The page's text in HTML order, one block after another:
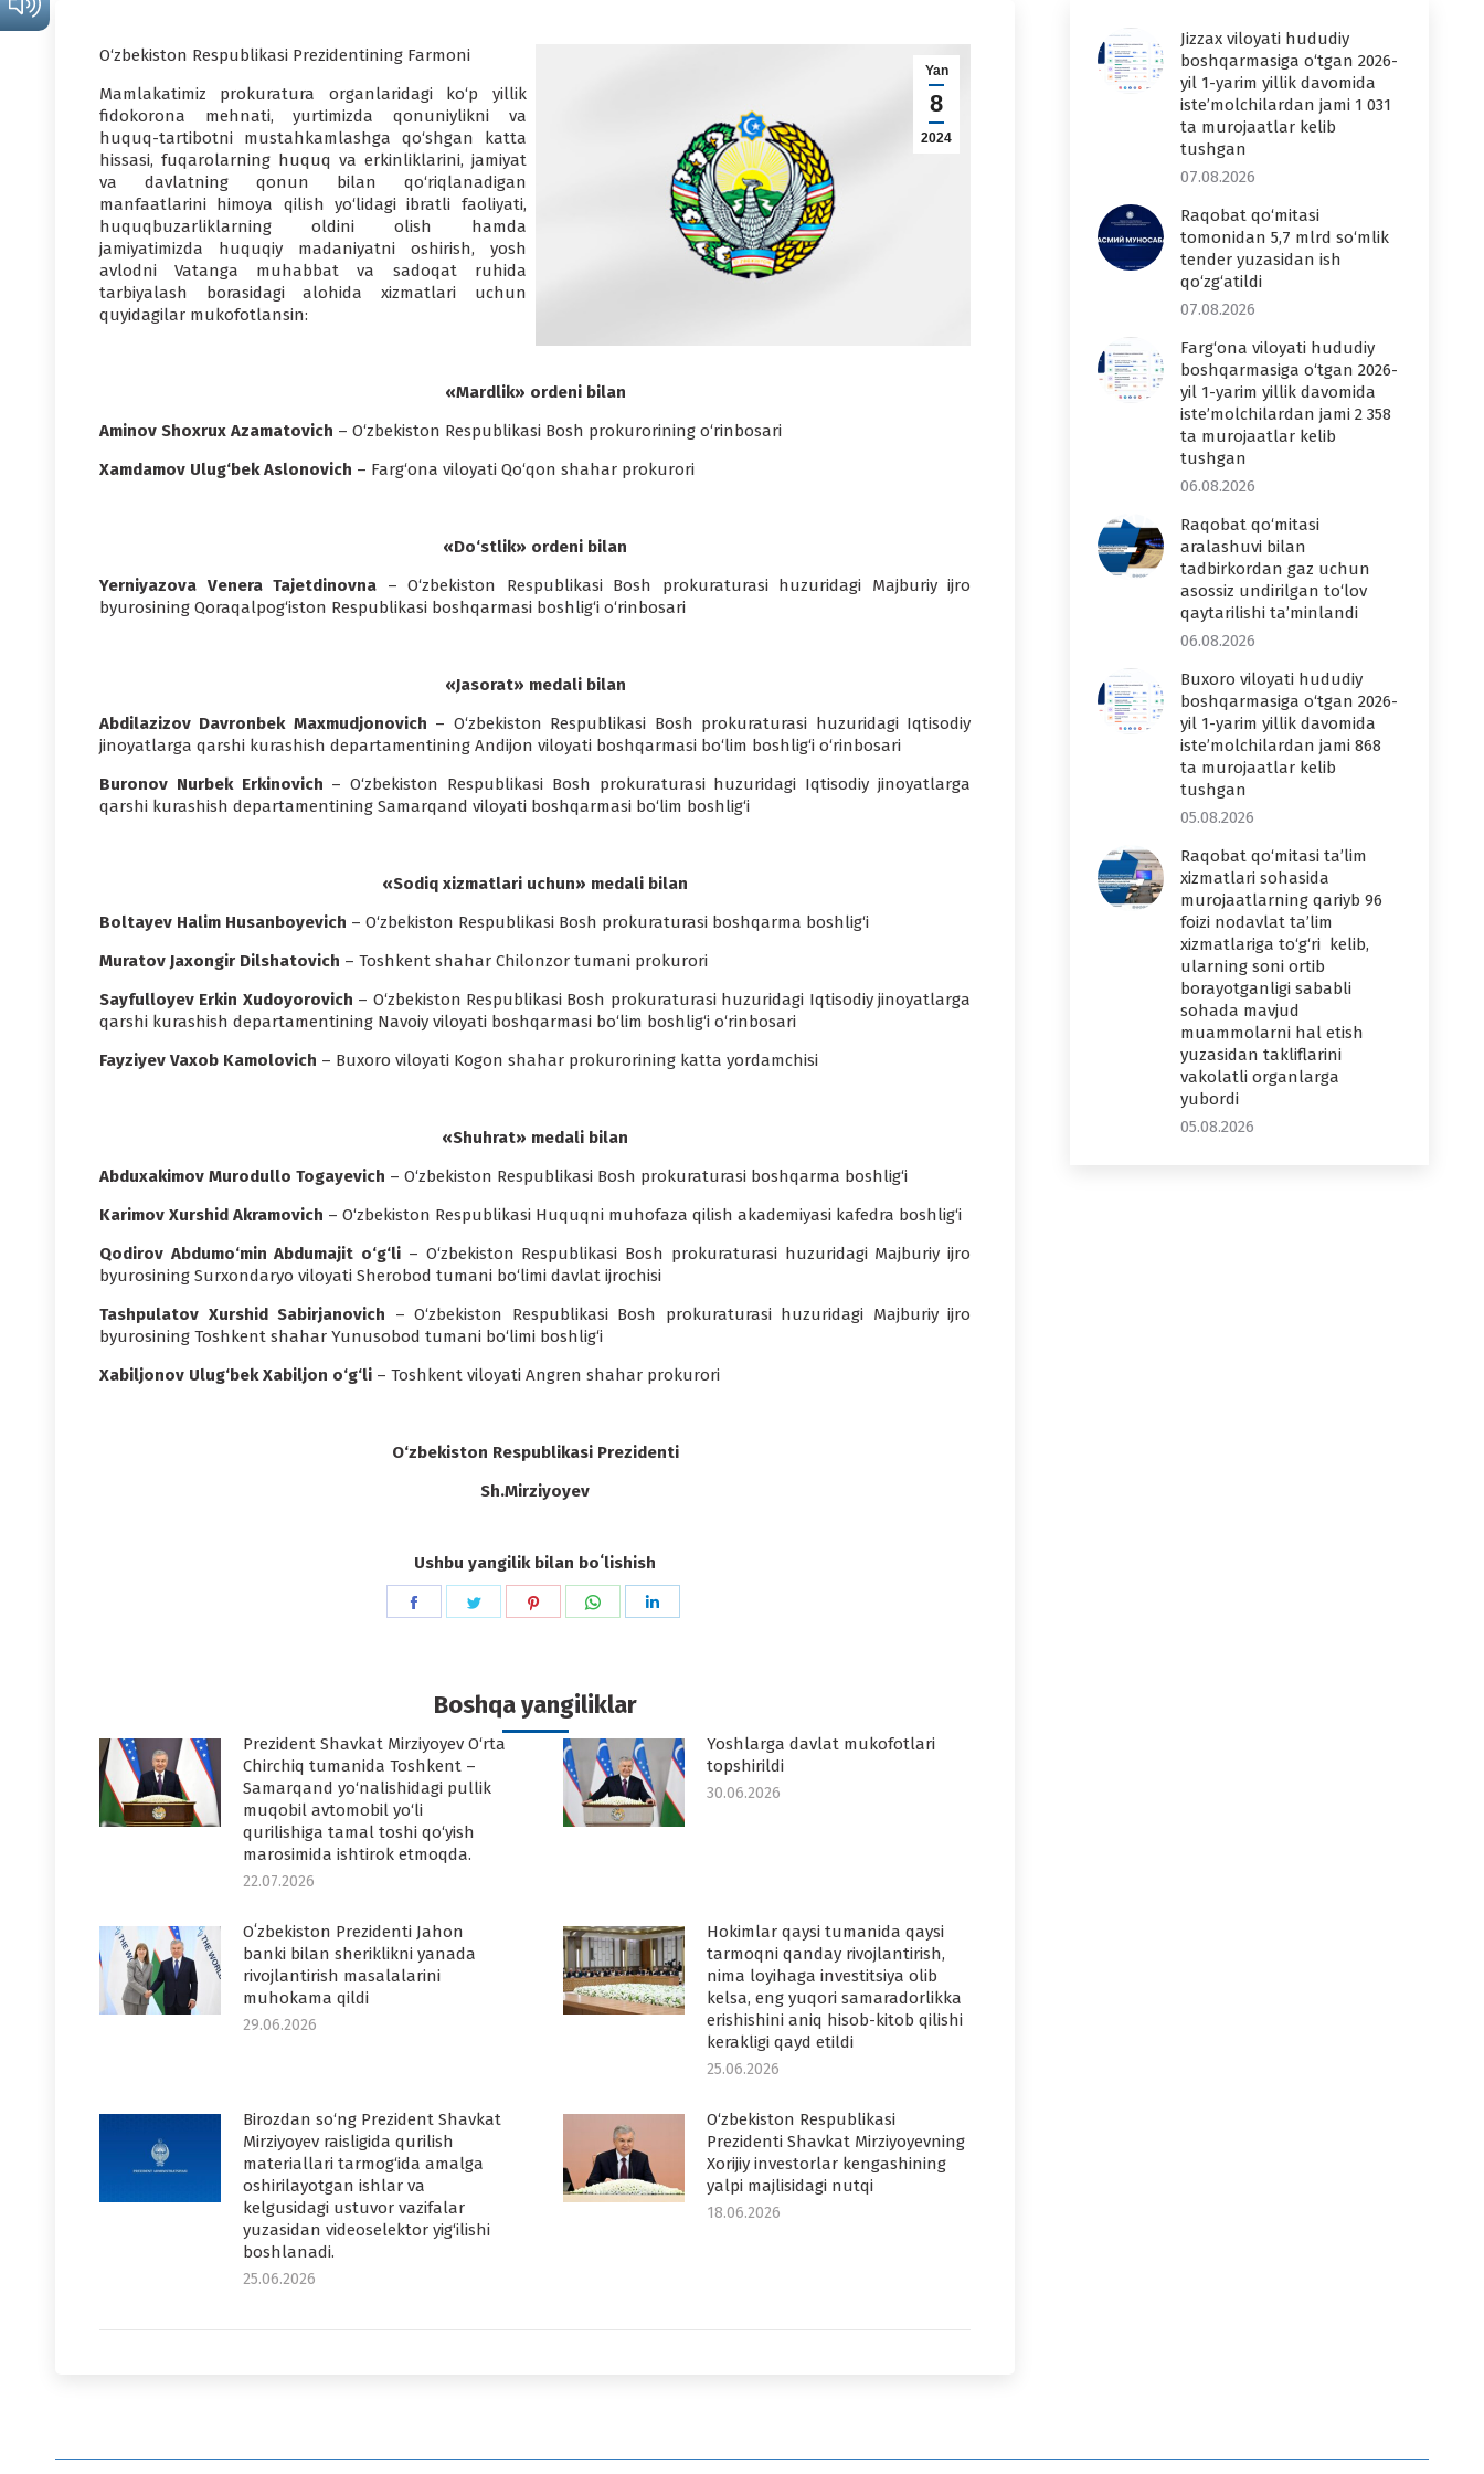
Yan
8
2024
O‘zbekiston Respublikasi Prezidentining Farmoni
Mamlakatimiz prokuratura organlaridagi ko‘p yillik
fidokorona mehnati, yurtimizda qonuniylikni va
huquq-tartibotni mustahkamlashga qo‘shgan katta
hissasi, fuqarolarning huquq va erkinliklarini, jamiyat
va davlatning qonun bilan qo‘riqlanadigan
manfaatlarini himoya qilish yo‘lidagi ibratli faoliyati,
huquqbuzarliklarning oldini olish hamda
jamiyatimizda huquqiy madaniyatni oshirish, yosh
avlodni Vatanga muhabbat va sadoqat ruhida
tarbiyalash borasidagi alohida xizmatlari uchun
quyidagilar mukofotlansin:
«Mardlik» ordeni bilan
Aminov Shoxrux Azamatovich – O‘zbekiston Respublikasi Bosh prokurorining o‘rinbosari
Xamdamov Ulug‘bek Aslonovich – Farg‘ona viloyati Qo‘qon shahar prokurori
«Do‘stlik» ordeni bilan
Yerniyazova Venera Tajetdinovna – O‘zbekiston Respublikasi Bosh prokuraturasi huzuridagi Majburiy ijro
byurosining Qoraqalpog‘iston Respublikasi boshqarmasi boshlig‘i o‘rinbosari
«Jasorat» medali bilan
Abdilazizov Davronbek Maxmudjonovich – O‘zbekiston Respublikasi Bosh prokuraturasi huzuridagi Iqtisodiy
jinoyatlarga qarshi kurashish departamentining Andijon viloyati boshqarmasi bo‘lim boshlig‘i o‘rinbosari
Buronov Nurbek Erkinovich – O‘zbekiston Respublikasi Bosh prokuraturasi huzuridagi Iqtisodiy jinoyatlarga
qarshi kurashish departamentining Samarqand viloyati boshqarmasi bo‘lim boshlig‘i
«Sodiq xizmatlari uchun» medali bilan
Boltayev Halim Husanboyevich – O‘zbekiston Respublikasi Bosh prokuraturasi boshqarma boshlig‘i
Muratov Jaxongir Dilshatovich – Toshkent shahar Chilonzor tumani prokurori
Sayfulloyev Erkin Xudoyorovich – O‘zbekiston Respublikasi Bosh prokuraturasi huzuridagi Iqtisodiy jinoyatlarga
qarshi kurashish departamentining Navoiy viloyati boshqarmasi bo‘lim boshlig‘i o‘rinbosari
Fayziyev Vaxob Kamolovich – Buxoro viloyati Kogon shahar prokurorining katta yordamchisi
«Shuhrat» medali bilan
Abduxakimov Murodullo Togayevich – O‘zbekiston Respublikasi Bosh prokuraturasi boshqarma boshlig‘i
Karimov Xurshid Akramovich – O‘zbekiston Respublikasi Huquqni muhofaza qilish akademiyasi kafedra boshlig‘i
Qodirov Abdumo‘min Abdumajit o‘g‘li – O‘zbekiston Respublikasi Bosh prokuraturasi huzuridagi Majburiy ijro
byurosining Surxondaryo viloyati Sherobod tumani bo‘limi davlat ijrochisi
Tashpulatov Xurshid Sabirjanovich – O‘zbekiston Respublikasi Bosh prokuraturasi huzuridagi Majburiy ijro
byurosining Toshkent shahar Yunusobod tumani bo‘limi boshlig‘i
Xabiljonov Ulug‘bek Xabiljon o‘g‘li – Toshkent viloyati Angren shahar prokurori
O‘zbekiston Respublikasi Prezidenti
Sh.Mirziyoyev
Ushbu yangilik bilan boʻlishish
Share
Share
Share
Share
Boshqa yangiliklar
Prezident Shavkat Mirziyoyev O‘rta
Chirchiq tumanida Toshkent –
Samarqand yo‘nalishidagi pullik
muqobil avtomobil yo‘li
qurilishiga tamal toshi qo‘yish
marosimida ishtirok etmoqda.
22.07.2026
Yoshlarga davlat mukofotlari
topshirildi
30.06.2026
Oʻzbekiston Prezidenti Jahon
banki bilan sheriklikni yanada
rivojlantirish masalalarini
muhokama qildi
29.06.2026
Hokimlar qaysi tumanida qaysi
tarmoqni qanday rivojlantirish,
nima loyihaga investitsiya olib
kelsa, eng yuqori samaradorlikka
erishishini aniq hisob-kitob qilishi
kerakligi qayd etildi
25.06.2026
Birozdan so‘ng Prezident Shavkat
Mirziyoyev raisligida qurilish
materiallari tarmog‘ida amalga
oshirilayotgan ishlar va
kelgusidagi ustuvor vazifalar
yuzasidan videoselektor yig‘ilishi
boshlanadi.
25.06.2026
O‘zbekiston Respublikasi
Prezidenti Shavkat Mirziyoyevning
Xorijiy investorlar kengashining
yalpi majlisidagi nutqi
18.06.2026
Jizzax viloyati hududiy
boshqarmasiga o‘tgan 2026-
yil 1-yarim yillik davomida
iste’molchilardan jami 1 031
ta murojaatlar kelib
tushgan
07.08.2026
Raqobat qo‘mitasi
tomonidan 5,7 mlrd so‘mlik
tender yuzasidan ish
qo‘zg‘atildi
07.08.2026
Farg‘ona viloyati hududiy
boshqarmasiga o‘tgan 2026-
yil 1-yarim yillik davomida
iste’molchilardan jami 2 358
ta murojaatlar kelib
tushgan
06.08.2026
Raqobat qo‘mitasi
aralashuvi bilan
tadbirkordan gaz uchun
asossiz undirilgan to‘lov
qaytarilishi ta’minlandi
06.08.2026
Buxoro viloyati hududiy
boshqarmasiga o‘tgan 2026-
yil 1-yarim yillik davomida
iste’molchilardan jami 868
ta murojaatlar kelib
tushgan
05.08.2026
Raqobat qo‘mitasi ta’lim
xizmatlari sohasida
murojaatlarning qariyb 96
foizi nodavlat ta’lim
xizmatlariga to‘g‘ri kelib,
ularning soni ortib
borayotganligi sababli
sohada mavjud
muammolarni hal etish
yuzasidan takliflarini
vakolatli organlarga
yubordi
05.08.2026